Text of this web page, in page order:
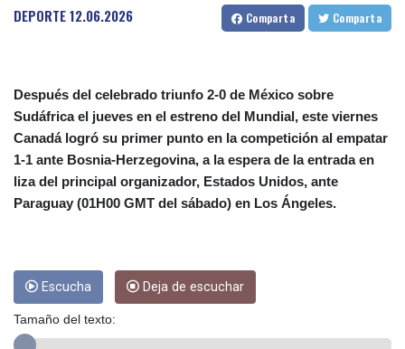
CNY 6.747604
CNH 6.74389
CUC 1
CUP 26.5
CVE 95.703894
CZK 20.98695
DKK 6.46574
DOP 58.250393
DEPORTE12.06.2026 Comparta Comparta
Después del celebrado triunfo 2-0 de México sobre
Sudáfrica el jueves en el estreno del Mundial, este viernes
Canadá logró su primer punto en la competición al empatar
1-1 ante Bosnia-Herzegovina, a la espera de la entrada en
liza del principal organizador, Estados Unidos, ante
Paraguay (01H00 GMT del sábado) en Los Ángeles.
Escucha Deja de escuchar
Tamaño del texto: